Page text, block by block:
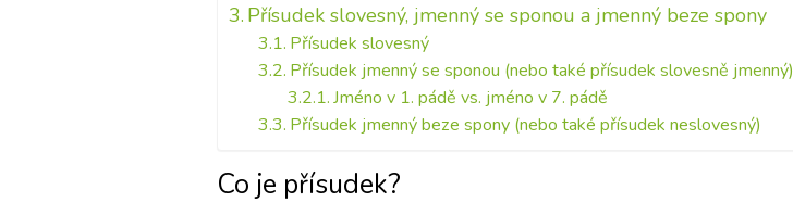
Přísudek slovesný, jmenný se sponou a jmenný beze spony
Přísudek slovesný
Přísudek jmenný se sponou (nebo také přísudek slovesně jmenný)
Jméno v 1. pádě vs. jméno v 7. pádě
Přísudek jmenný beze spony (nebo také přísudek neslovesný)
Co je přísudek?